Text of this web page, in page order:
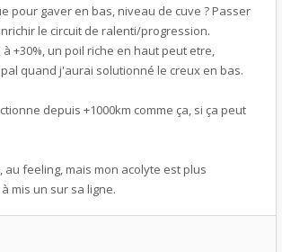
pour gaver en bas, niveau de cuve ? Passer
le circuit de ralenti/progression.
+30%, un poil riche en haut peut etre,
quand j'aurai solutionné le creux en bas.
depuis +1000km comme ça, si ça peut
au feeling, mais mon acolyte est plus
mis un sur sa ligne.